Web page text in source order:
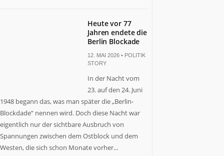
Heute vor 77
Jahren endete die
Berlin Blockade
12. MAI 2026 • POLITIK
STORY
In der Nacht vom
23. auf den 24. Juni
1948 begann das, was man später die „Berlin-
Blockdade“ nennen wird. Doch diese Nacht war
eigentlich nur der sichtbare Ausbruch von
Spannungen zwischen dem Ostblock und dem
Westen, die sich schon Monate vorher...